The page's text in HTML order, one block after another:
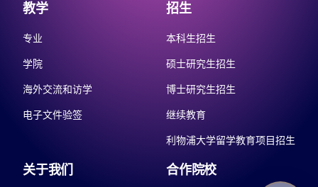
教学
专业
学院
海外交流和访学
电子文件验签
招生
本科生招生
硕士研究生招生
博士研究生招生
继续教育
利物浦大学留学教育项目招生
关于我们 合作院校